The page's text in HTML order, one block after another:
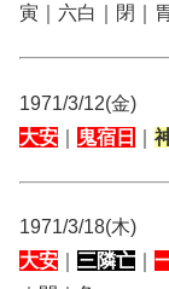
寅｜六白｜閉｜
1971/3/12(金)
大安
鬼宿日
1971/3/18(木)
大安
三隣亡